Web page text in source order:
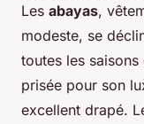
Les abayas,
modeste, se
toutes les
prisée pour son
excellent drapé.